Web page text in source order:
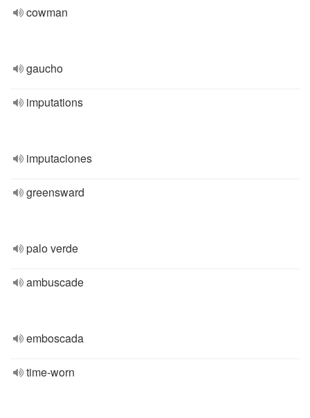
cowman
gaucho
imputations
imputaciones
greensward
palo verde
ambuscade
emboscada
time-worn